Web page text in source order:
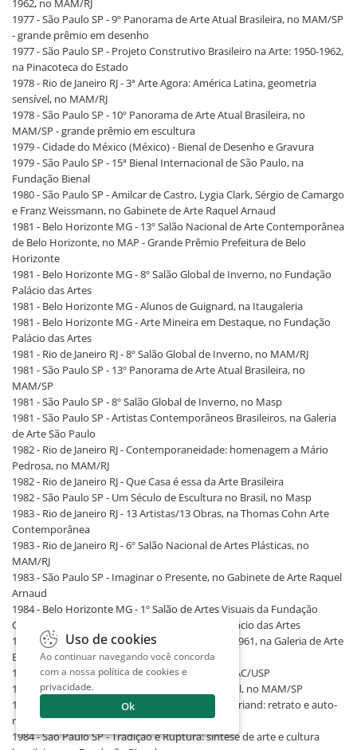
1962, no MAM/RJ
1977 - São Paulo SP - 9º Panorama de Arte Atual Brasileira, no MAM/SP
- grande prêmio em desenho
1977 - São Paulo SP - Projeto Construtivo Brasileiro na Arte: 1950-1962,
na Pinacoteca do Estado
1978 - Rio de Janeiro RJ - 3ª Arte Agora: América Latina, geometria
sensível, no MAM/RJ
1978 - São Paulo SP - 10º Panorama de Arte Atual Brasileira, no
MAM/SP - grande prêmio em escultura
1979 - Cidade do México (México) - Bienal de Desenho e Gravura
1979 - São Paulo SP - 15ª Bienal Internacional de São Paulo, na
Fundação Bienal
1980 - São Paulo SP - Amilcar de Castro, Lygia Clark, Sérgio de Camargo
e Franz Weissmann, no Gabinete de Arte Raquel Arnaud
1981 - Belo Horizonte MG - 13º Salão Nacional de Arte Contemporânea
de Belo Horizonte, no MAP - Grande Prêmio Prefeitura de Belo
Horizonte
1981 - Belo Horizonte MG - 8º Salão Global de Inverno, no Fundação
Palácio das Artes
1981 - Belo Horizonte MG - Alunos de Guignard, na Itaugaleria
1981 - Belo Horizonte MG - Arte Mineira em Destaque, no Fundação
Palácio das Artes
1981 - Rio de Janeiro RJ - 8º Salão Global de Inverno, no MAM/RJ
1981 - São Paulo SP - 13º Panorama de Arte Atual Brasileira, no
MAM/SP
1981 - São Paulo SP - 8º Salão Global de Inverno, no Masp
1981 - São Paulo SP - Artistas Contemporâneos Brasileiros, na Galeria
de Arte São Paulo
1982 - Rio de Janeiro RJ - Contemporaneidade: homenagem a Mário
Pedrosa, no MAM/RJ
1982 - Rio de Janeiro RJ - Que Casa é essa da Arte Brasileira
1982 - São Paulo SP - Um Século de Escultura no Brasil, no Masp
1983 - Rio de Janeiro RJ - 13 Artistas/13 Obras, na Thomas Cohn Arte
Contemporânea
1983 - Rio de Janeiro RJ - 6º Salão Nacional de Artes Plásticas, no
MAM/RJ
1983 - São Paulo SP - Imaginar o Presente, no Gabinete de Arte Raquel
Arnaud
1984 - Belo Horizonte MG - 1º Salão de Artes Visuais da Fundação
Clóvis Salgado, na Fundação Clóvis Salgado. Palácio das Artes
1984 - Rio de Janeiro RJ - Neoconcretismo 1959-1961, na Galeria de Arte
Banerj
1984 - São Paulo SP - 10 Artistas Mineiros, no MAC/USP
1984 - São Paulo SP - A Cor e o Desenho do Brasil, no MAM/SP
1984 - São Paulo SP - Coleção Gilberto Chateaubriand: retrato e auto-
retrato da arte brasileira, no MAM/SP
1984 - São Paulo SP - Tradição e Ruptura: síntese de arte e cultura
Uso de cookies
Ao continuar navegando você concorda
com a nossa política de cookies e
privacidade.
Ok